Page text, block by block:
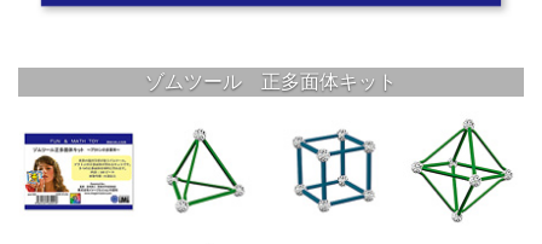
ゾムツール 正多面体キット